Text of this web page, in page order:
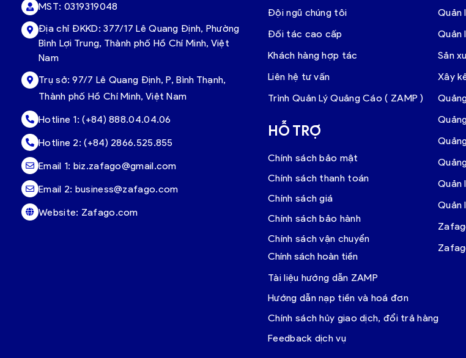
MST: 0319319048
Địa chỉ ĐKKD: 377/17 Lê Quang Định, Phường
Bình Lợi Trung, Thành phố Hồ Chí Minh, Việt
Nam
Trụ sở:97/7 Lê Quang Định, P, Bình Thạnh,
Thành phố Hồ Chí Minh, Việt Nam
Hotline 1:(+84) 888.04.04.06
Hotline 2:(+84) 2866.525.855
Email 1: biz.zafago@gmail.com
Email 2: business@zafago.com
Website: Zafago.com
Đội ngũ chúng tôi
Đối tác cao cấp
Khách hàng hợp tác
Liên hệ tư vấn
Trình Quản Lý Quảng Cáo ( ZAMP )
HỖ TRỢ
Chính sách bảo mật
Chính sách thanh toán
Chính sách giá
Chính sách bảo hành
Chính sách vận chuyển
Chính sách hoàn tiền
Tài liệu hướng dẫn ZAMP
Hướng dẫn nạp tiền và hoá đơn
Chính sách hủy giao dịch, đổi trả hàng
Feedback dịch vụ
Quản
Quản
Sản
Xây
Quản
Quản